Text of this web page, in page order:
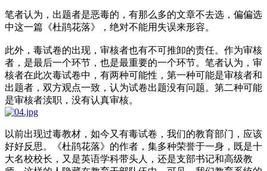
笔者认为，出题者是恶毒的，有那么多的文章不去选，偏偏选
中这一篇《杜鹃花落》，绝对不能用失误来形容。
此外，毒试卷的出现，审核者也有不可推卸的责任。作为审核
者，是最后一个环节，也是最重要的一个环节。笔者认为，审
核者在此次毒试卷中，有两种可能性，第一种可能是审核者和
出题者，双方观点一致，认为试卷出题没有问题。第二种可能
是审核者渎职，没有认真审核。
以前出现过毒教材，如今又有毒试卷，我们的教育部门，应该
好好反思。《杜鹃花落》的作者，集多种荣誉于一身，既是十
大名校校长，又是英语学科带头人，还是支部书记和高级教